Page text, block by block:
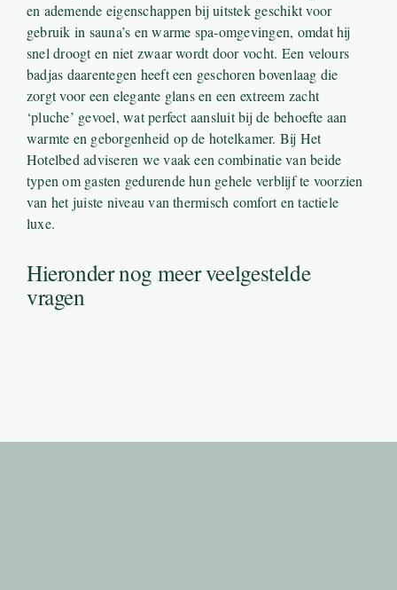
en ademende eigenschappen bij uitstek geschikt voor
gebruik in sauna’s en warme spa-omgevingen, omdat hij
snel droogt en niet zwaar wordt door vocht. Een velours
badjas daarentegen heeft een geschoren bovenlaag die
zorgt voor een elegante glans en een extreem zacht
‘pluche’ gevoel, wat perfect aansluit bij de behoefte aan
warmte en geborgenheid op de hotelkamer. Bij Het
Hotelbed adviseren we vaak een combinatie van beide
typen om gasten gedurende hun gehele verblijf te voorzien
van het juiste niveau van thermisch comfort en tactiele
luxe.
Hieronder nog meer veelgestelde
vragen